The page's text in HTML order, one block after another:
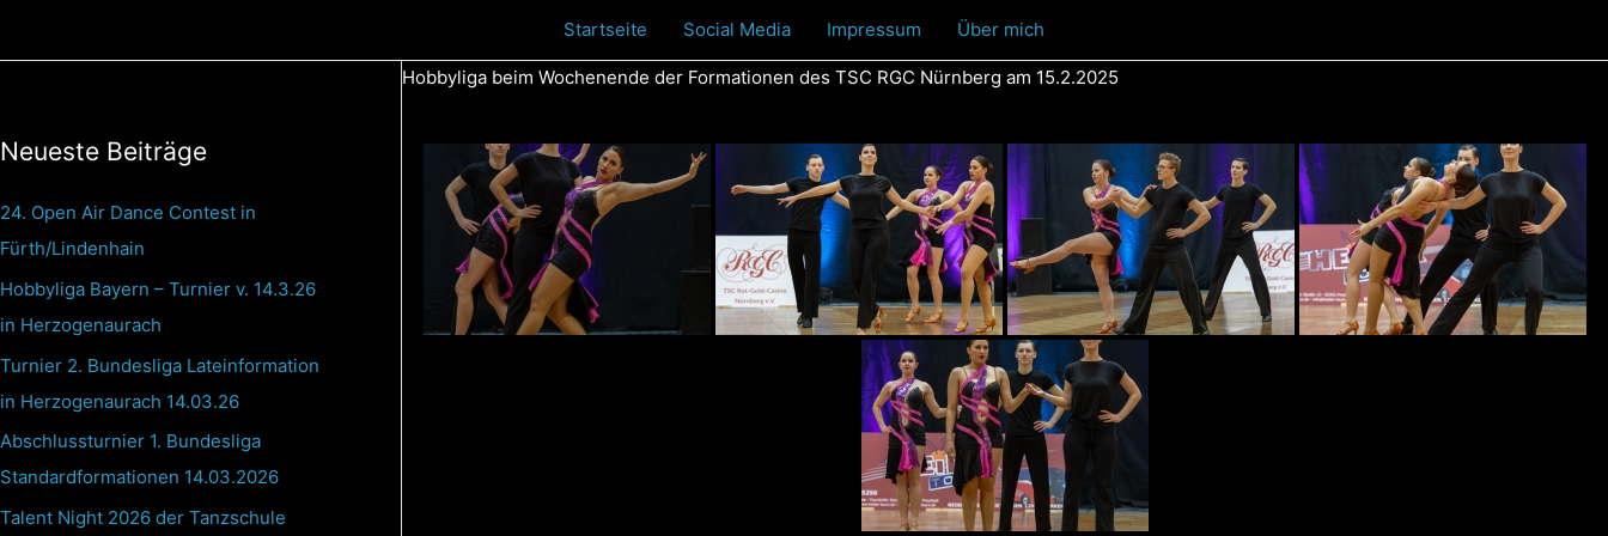
Startseite Social Media Impressum Über mich
Neueste Beiträge
24. Open Air Dance Contest in
Fürth/Lindenhain
Hobbyliga Bayern – Turnier v. 14.3.26
in Herzogenaurach
Turnier 2. Bundesliga Lateinformation
in Herzogenaurach 14.03.26
Abschlussturnier 1. Bundesliga
Standardformationen 14.03.2026
Talent Night 2026 der Tanzschule
Hobbyliga beim Wochenende der Formationen des TSC RGC Nürnberg am 15.2.2025